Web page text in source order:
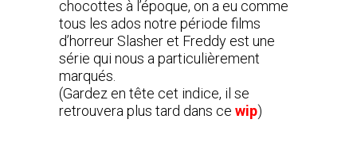
chocottes à l’époque, on a eu comme
tous les ados notre période films
d’horreur Slasher et Freddy est une
série qui nous a particulièrement
marqués.
(Gardez en tête cet indice, il se
retrouvera plus tard dans ce wip)